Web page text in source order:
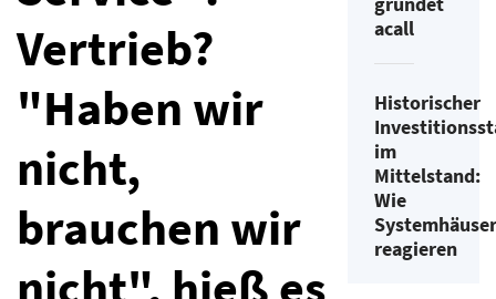
Vertrieb?
"Haben wir
nicht,
brauchen wir
nicht", hieß es
acall
Historischer
im
Mittelstand:
Wie
Systemhäuser
reagieren